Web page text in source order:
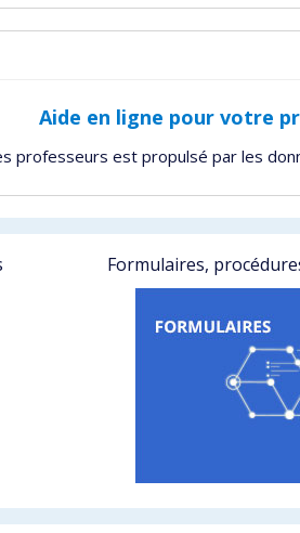
Aide en ligne pour votre
professeurs est propulsé par les
Formulaires,